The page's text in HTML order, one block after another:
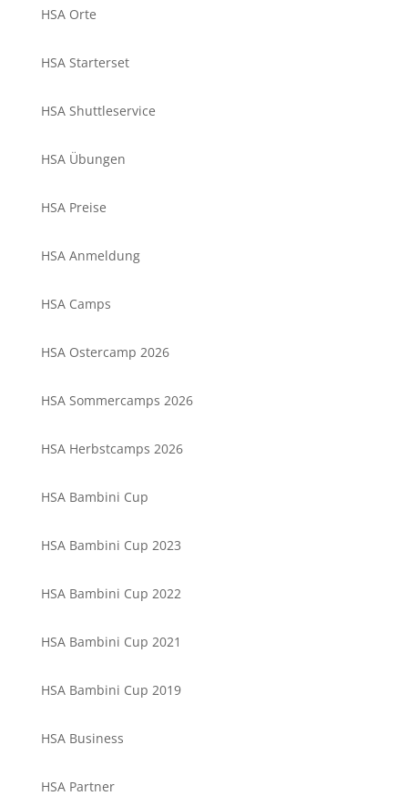
HSA Orte
HSA Starterset
HSA Shuttleservice
HSA Übungen
HSA Preise
HSA Anmeldung
HSA Camps
HSA Ostercamp 2026
HSA Sommercamps 2026
HSA Herbstcamps 2026
HSA Bambini Cup
HSA Bambini Cup 2023
HSA Bambini Cup 2022
HSA Bambini Cup 2021
HSA Bambini Cup 2019
HSA Business
HSA Partner